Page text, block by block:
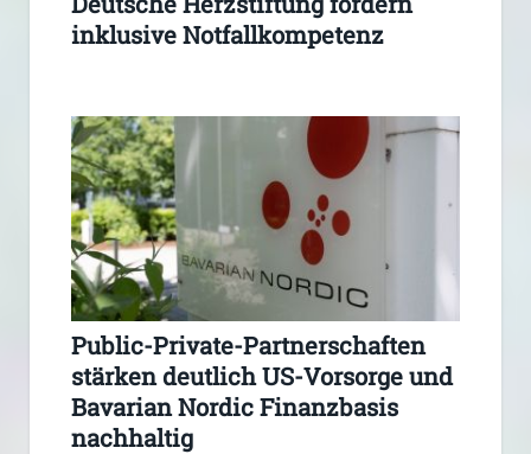
inklusive Notfallkompetenz
Public-Private-Partnerschaften
stärken deutlich US-Vorsorge und
Bavarian Nordic Finanzbasis
nachhaltig